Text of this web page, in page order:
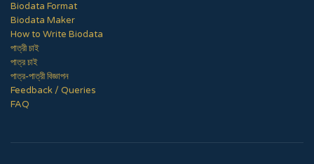
Biodata Format
Biodata Maker
How to Write Biodata
পাত্রী চাই
পাত্র চাই
পাত্র-পাত্রী বিজ্ঞাপন
Feedback / Queries
FAQ